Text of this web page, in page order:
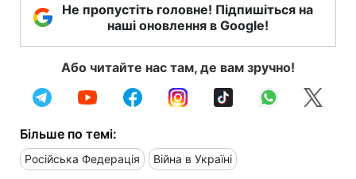
Не пропустіть головне! Підпишіться на
наші оновлення в Google!
Або читайте нас там, де вам зручно!
Більше по темі:
Російська Федерація Війна в Україні